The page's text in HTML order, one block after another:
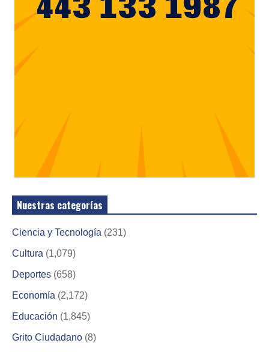
Nuestras categorías
Ciencia y Tecnología (231)
Cultura (1,079)
Deportes (658)
Economía (2,172)
Educación (1,845)
Grito Ciudadano (8)